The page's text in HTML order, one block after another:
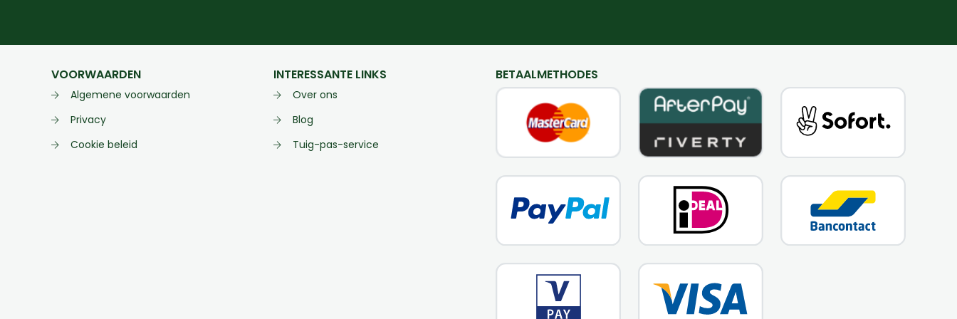
VOORWAARDEN
Algemene voorwaarden
Privacy
Cookie beleid
INTERESSANTE LINKS
Over ons
Blog
Tuig-pas-service
BETAALMETHODES